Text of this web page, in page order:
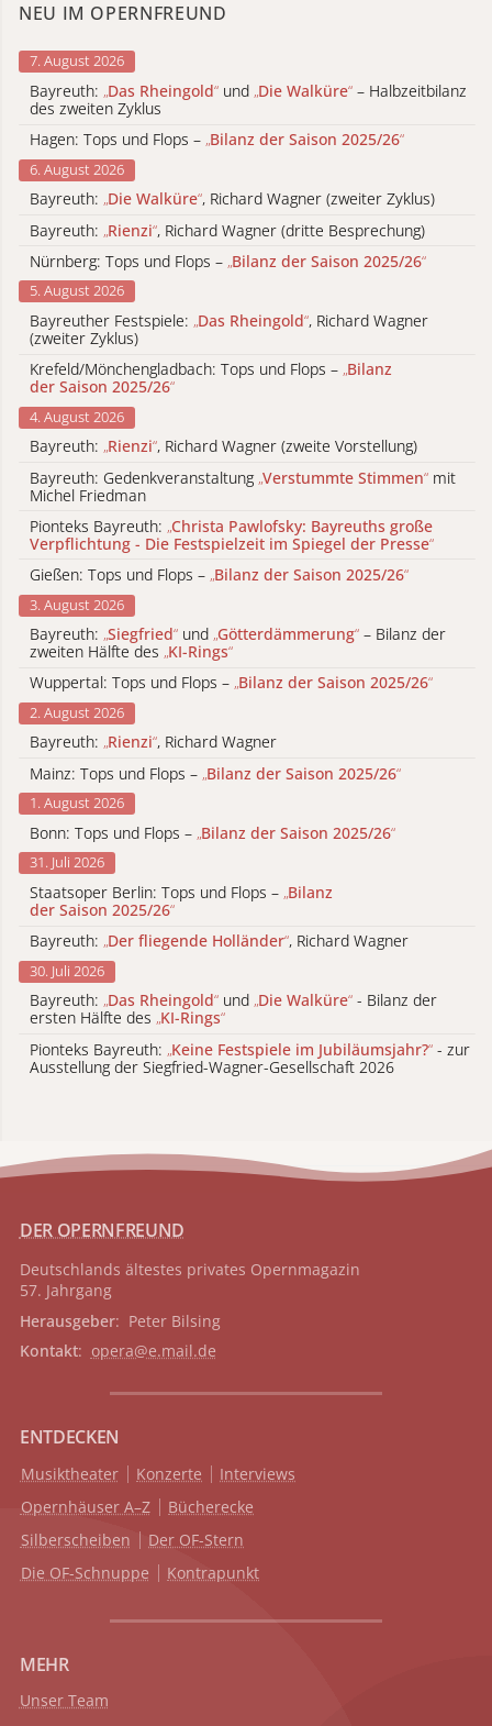
NEU IM OPERNFREUND
7. August 2026
Bayreuth: „Das Rheingold“ und „Die Walküre“ – Halbzeitbilanz
des zweiten Zyklus
Hagen: Tops und Flops – „Bilanz der Saison 2025/26“
6. August 2026
Bayreuth: „Die Walküre“, Richard Wagner (zweiter Zyklus)
Bayreuth: „Rienzi“, Richard Wagner (dritte Besprechung)
Nürnberg: Tops und Flops – „Bilanz der Saison 2025/26“
5. August 2026
Bayreuther Festspiele: „Das Rheingold“, Richard Wagner
(zweiter Zyklus)
Krefeld/Mönchengladbach: Tops und Flops – „Bilanz
der Saison 2025/26“
4. August 2026
Bayreuth: „Rienzi“, Richard Wagner (zweite Vorstellung)
Bayreuth: Gedenkveranstaltung „Verstummte Stimmen“ mit
Michel Friedman
Pionteks Bayreuth: „Christa Pawlofsky: Bayreuths große
Verpflichtung - Die Festspielzeit im Spiegel der Presse“
Gießen: Tops und Flops – „Bilanz der Saison 2025/26“
3. August 2026
Bayreuth: „Siegfried“ und „Götterdämmerung“ – Bilanz der
zweiten Hälfte des „KI-Rings“
Wuppertal: Tops und Flops – „Bilanz der Saison 2025/26“
2. August 2026
Bayreuth: „Rienzi“, Richard Wagner
Mainz: Tops und Flops – „Bilanz der Saison 2025/26“
1. August 2026
Bonn: Tops und Flops – „Bilanz der Saison 2025/26“
31. Juli 2026
Staatsoper Berlin: Tops und Flops – „Bilanz
der Saison 2025/26“
Bayreuth: „Der fliegende Holländer“, Richard Wagner
30. Juli 2026
Bayreuth: „Das Rheingold“ und „Die Walküre“ - Bilanz der
ersten Hälfte des „KI-Rings“
Pionteks Bayreuth: „Keine Festspiele im Jubiläumsjahr?“ - zur
Ausstellung der Siegfried-Wagner-Gesellschaft 2026
DER OPERNFREUND
Deutschlands ältestes privates Opernmagazin
57. Jahrgang
Herausgeber: Peter Bilsing
Kontakt: opera@e.mail.de
ENTDECKEN
Musiktheater Konzerte
Interviews
Opernhäuser A–Z
Bücherecke
Silberscheiben
Der OF-Stern
Die OF-Schnuppe
Kontrapunkt
MEHR
Unser Team